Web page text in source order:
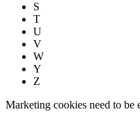
S
T
U
V
W
Y
Z
Marketing cookies need to be